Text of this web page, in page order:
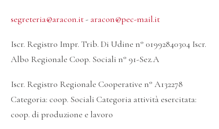
segreteria@aracon.it- aracon@pec-mail.it
Iscr. Registro Impr. Trib. Di Udine n° 01992840304 Iscr.
Albo Regionale Coop. Sociali n° 91-Sez.A
Iscr. Registro Regionale Cooperative n° A132278
Categoria: coop. Sociali Categoria attività esercitata:
coop. di produzione e lavoro